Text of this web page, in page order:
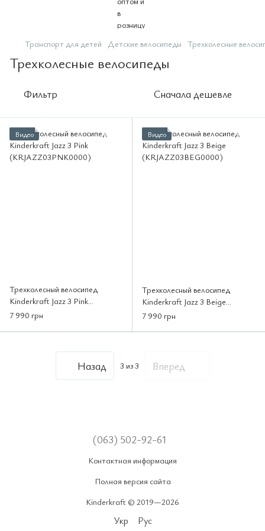
Транспорт для детей Детские велосипеды Трехколесные
Трехколесные велосипеды
Фильтр Сначала дешевле
Видео
Трехколесный велосипед
Kinderkraft Jazz 3 Pink
(KRJAZZ03PNK0000)
7 990 грн
Видео
Трехколесный велосипед
Kinderkraft Jazz 3 Beige
(KRJAZZ03BEG0000)
7 990 грн
Назад 3 из 3 Вперед
(063) 502-92-61
Контактная информация
Полная версия сайта
Kinderkraft © 2019—2026
Укр Рус